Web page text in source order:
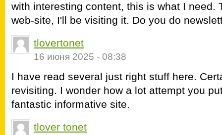
with interesting content, this is what I need.
web-site, I'll be visiting it. Do you do
tlovertonet
16 июня 2025 - 08:38
I have read several just right stuff here.
revisiting. I wonder how a lot attempt you
fantastic informative site.
tlover tonet